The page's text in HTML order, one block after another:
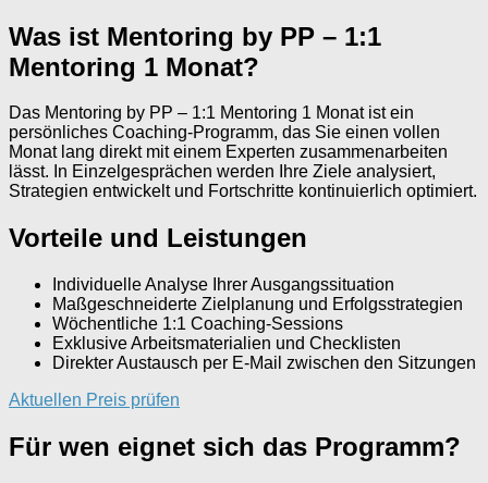
Was ist Mentoring by PP – 1:1
Mentoring 1 Monat?
Das Mentoring by PP – 1:1 Mentoring 1 Monat ist ein
persönliches Coaching-Programm, das Sie einen vollen
Monat lang direkt mit einem Experten zusammenarbeiten
lässt. In Einzelgesprächen werden Ihre Ziele analysiert,
Strategien entwickelt und Fortschritte kontinuierlich optimiert.
Vorteile und Leistungen
Individuelle Analyse Ihrer Ausgangssituation
Maßgeschneiderte Zielplanung und Erfolgsstrategien
Wöchentliche 1:1 Coaching-Sessions
Exklusive Arbeitsmaterialien und Checklisten
Direkter Austausch per E-Mail zwischen den Sitzungen
Aktuellen Preis prüfen
Für wen eignet sich das Programm?